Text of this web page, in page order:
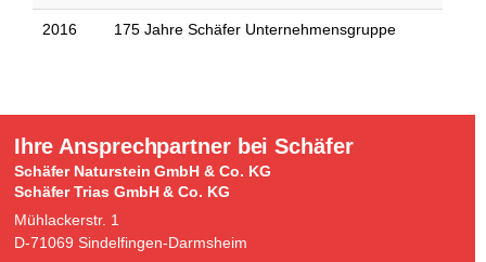
2016 175 Jahre Schäfer Unternehmensgruppe
Ihre Ansprechpartner bei Schäfer
Schäfer Naturstein GmbH & Co. KG
Schäfer Trias GmbH & Co. KG
Mühlackerstr. 1
D-71069 Sindelfingen-Darmsheim